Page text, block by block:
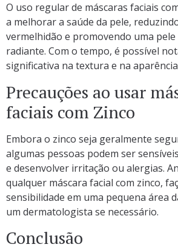
O uso regular de máscaras faciais
a melhorar a saúde da pele,
vermelhidão e promovendo uma pele
radiante. Com o tempo, é possível
significativa na textura e na
Precauções ao usar
faciais com Zinco
Embora o zinco seja geralmente
algumas pessoas podem ser
e desenvolver irritação ou alergias.
qualquer máscara facial com zinco,
sensibilidade em uma pequena área
um dermatologista se necessário.
Conclusão